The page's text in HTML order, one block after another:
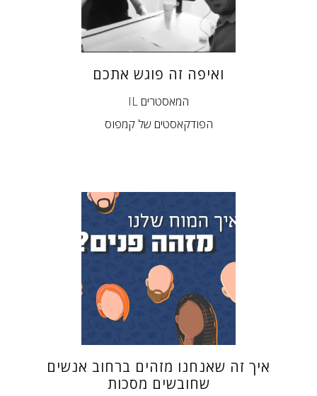
ואיפה זה פוגש אתכם
IL המאסטרים
הפודקאסטים של קמפוס
איך זה שאנחנו מזהים​ ברחוב אנשים
שחובשים מסכות